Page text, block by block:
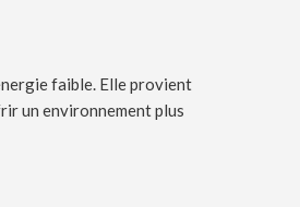
faible. Elle provient
un environnement plus